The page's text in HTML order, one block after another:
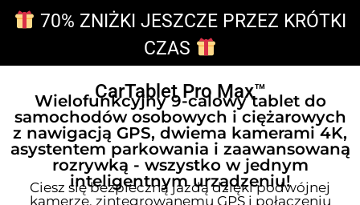
70% ZNIŻKI JESZCZE PRZEZ KRÓTKI
CZAS
CarTablet Pro Max™
Wielofunkcyjny 9-calowy tablet do
samochodów osobowych i ciężarowych
z nawigacją GPS, dwiema kamerami 4K,
asystentem parkowania i zaawansowaną
rozrywką - wszystko w jednym
inteligentnym urządzeniu!
Ciesz się bezpieczną jazdą dzięki podwójnej
kamerze, zintegrowanemu GPS i połączeniu